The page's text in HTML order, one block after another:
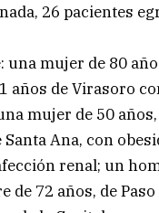
26 pacientes
mujer de 80
de Virasoro
mujer de 50
Ana, con
renal; un
72 años, de